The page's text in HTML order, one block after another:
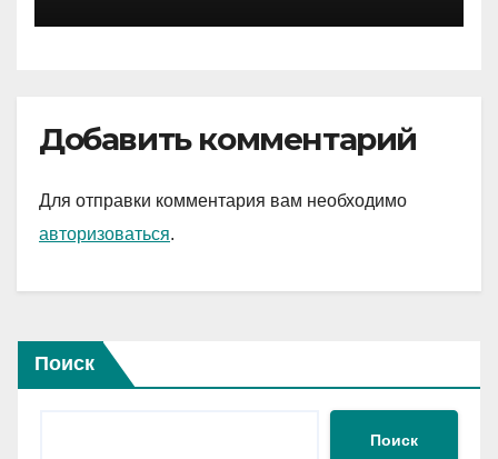
Добавить комментарий
Для отправки комментария вам необходимо
авторизоваться.
Поиск
Поиск